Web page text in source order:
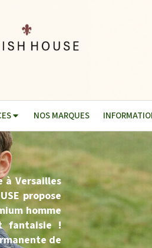
NOS MARQUES
Versailles
propose
homme
fantaisie !
de